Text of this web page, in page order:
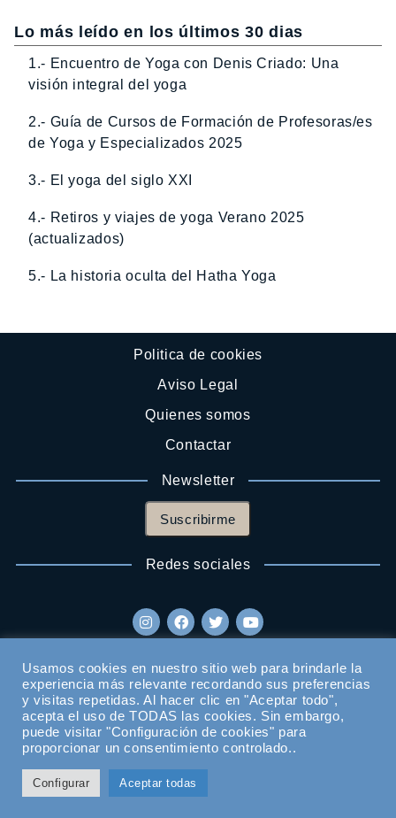
Lo más leído en los últimos 30 dias
1.- Encuentro de Yoga con Denis Criado: Una
visión integral del yoga
2.- Guía de Cursos de Formación de Profesoras/es
de Yoga y Especializados 2025
3.- El yoga del siglo XXI
4.- Retiros y viajes de yoga Verano 2025
(actualizados)
5.- La historia oculta del Hatha Yoga
Politica de cookies
Aviso Legal
Quienes somos
Contactar
Newsletter
Suscribirme
Redes sociales
Usamos cookies en nuestro sitio web para brindarle la
experiencia más relevante recordando sus preferencias
y visitas repetidas. Al hacer clic en "Aceptar todo",
acepta el uso de TODAS las cookies. Sin embargo,
puede visitar "Configuración de cookies" para
proporcionar un consentimiento controlado..
Configurar Aceptar todas